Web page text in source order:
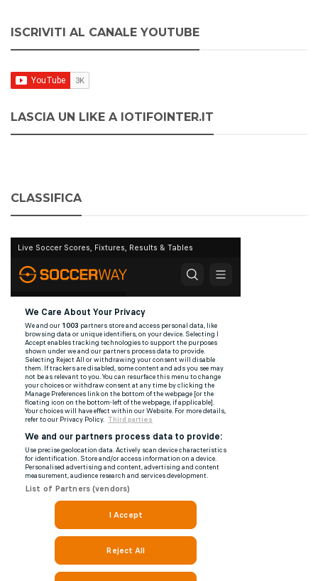
ISCRIVITI AL CANALE YOUTUBE
LASCIA UN LIKE A IOTIFOINTER.IT
CLASSIFICA